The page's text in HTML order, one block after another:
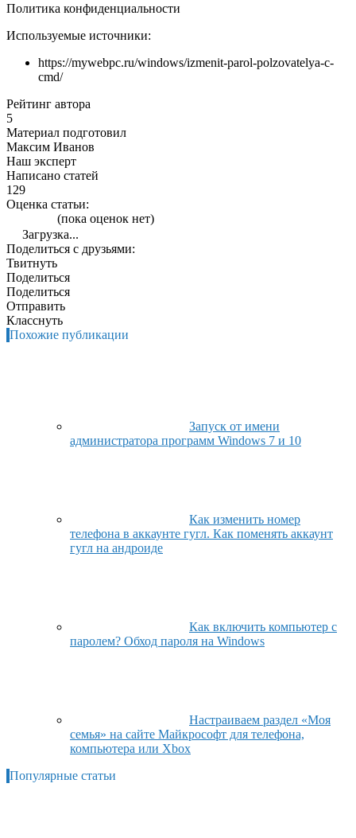
Политика конфиденциальности
Используемые источники:
https://mywebpc.ru/windows/izmenit-parol-polzovatelya-c-
cmd/
Рейтинг автора
5
Материал подготовил
Максим Иванов
Наш эксперт
Написано статей
129
Оценка статьи:
(пока оценок нет)
Загрузка...
Поделиться с друзьями:
Твитнуть
Поделиться
Поделиться
Отправить
Класснуть
Похожие публикации
Запуск от имени
администратора программ Windows 7 и 10
Как изменить номер
телефона в аккаунте гугл. Как поменять аккаунт
гугл на андроиде
Как включить компьютер с
паролем? Обход пароля на Windows
Настраиваем раздел «Моя
семья» на сайте Майкрософт для телефона,
компьютера или Xbox
Популярные статьи